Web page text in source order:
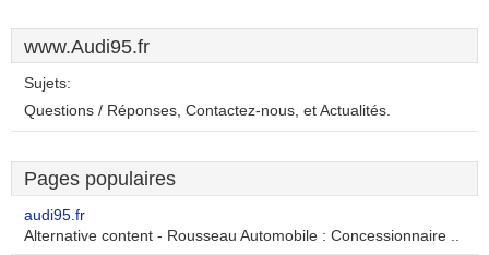
www.Audi95.fr
Sujets:
Questions / Réponses, Contactez-nous, et Actualités.
Pages populaires
audi95.fr
Alternative content - Rousseau Automobile : Concessionnaire ..